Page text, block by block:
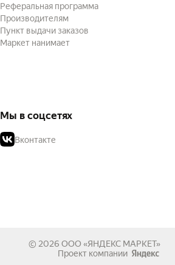
Реферальная программа
Производителям
Пункт выдачи заказов
Маркет нанимает
Мы в соцсетях
Вконтакте
© 2026 ООО «ЯНДЕКС МАРКЕТ»
Проект компании